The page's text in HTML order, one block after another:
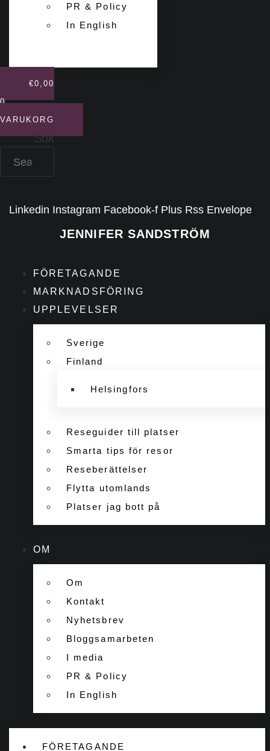
PR & Policy
In English
€0,00
0
VARUKORG
Sök
Linkedin Instagram Facebook-f Plus Rss Envelope
JENNIFER SANDSTRÖM
FÖRETAGANDE
MARKNADSFÖRING
UPPLEVELSER
Sverige
Finland
Helsingfors
Reseguider till platser
Smarta tips för resor
Reseberättelser
Flytta utomlands
Platser jag bott på
OM
Om
Kontakt
Nyhetsbrev
Bloggsamarbeten
I media
PR & Policy
In English
FÖRETAGANDE